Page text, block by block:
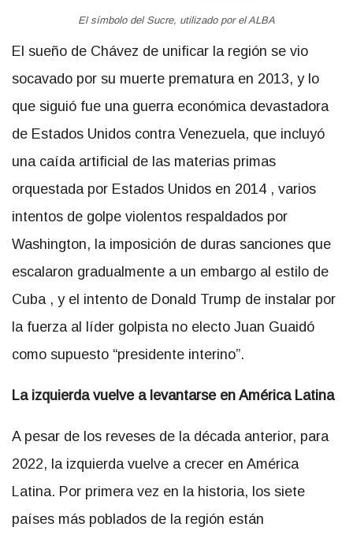
El símbolo del Sucre, utilizado por el ALBA
El sueño de Chávez de unificar la región se vio
socavado por su muerte prematura en 2013, y lo
que siguió fue una guerra económica devastadora
de Estados Unidos contra Venezuela, que incluyó
una caída artificial de las materias primas
orquestada por Estados Unidos en 2014 , varios
intentos de golpe violentos respaldados por
Washington, la imposición de duras sanciones que
escalaron gradualmente a un embargo al estilo de
Cuba, y el intento de Donald Trump de instalar por
la fuerza al líder golpista no electo Juan Guaidó
como supuesto “presidente interino”.
La izquierda vuelve a levantarse en América Latina
A pesar de los reveses de la década anterior, para
2022, la izquierda vuelve a crecer en América
Latina. Por primera vez en la historia, los siete
países más poblados de la región están